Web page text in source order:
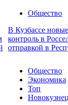
Общество
В Кузбассе
контроль в
отправкой в
Общество
Экономика
Топ